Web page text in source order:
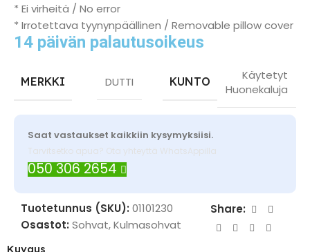
* Ei virheitä / No error
* Irrotettava tyynynpäällinen / Removable pillow cover
14 päivän palautusoikeus
MERKKI DUTTI KUNTO
Käytetyt
Huonekaluja
Saat vastaukset kaikkiin kysymyksiisi.
Tarvitsetko apua? Ota yhteyttä WhatsAppilla
050 306 2654
Tuotetunnus (SKU): 01101230
Osastot: Sohvat,Kulmasohvat
Share:
Kuvaus